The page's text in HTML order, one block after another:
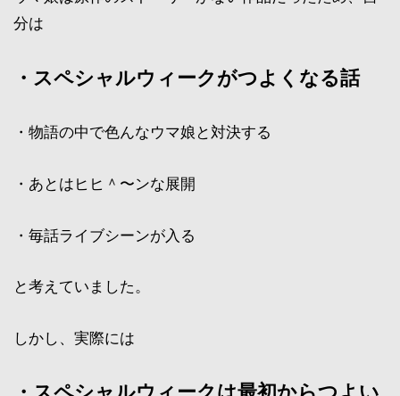
分は
・スペシャルウィークがつよくなる話
・物語の中で色んなウマ娘と対決する
・あとはヒヒ＾〜ンな展開
・毎話ライブシーンが入る
と考えていました。
しかし、実際には